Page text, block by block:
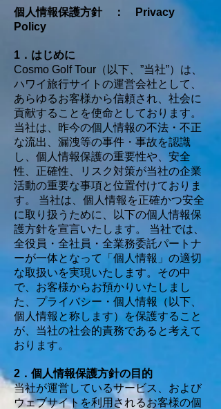
個人情報保護方針 ： Privacy
Policy
1．はじめに
Cosmo Golf Tour（以下、”当社”）は、
ハワイ旅行サイトの運営会社として、
あらゆるお客様から信頼され、社会に
貢献することを使命としております。
当社は、昨今の個人情報の不法・不正
な流出、漏洩等の事件・事故を認識
し、個人情報保護の重要性や、安全
性、正確性、リスク対策が当社の企業
活動の重要な事項と位置付けておりま
す。 当社は、個人情報を正確かつ安全
に取り扱うために、以下の個人情報保
護方針を宣言いたします。 当社では、
全役員・全社員・全業務委託パートナ
ーが一体となって「個人情報」の適切
な取扱いを実現いたします。その中
で、お客様からお預かりいたしまし
た、プライバシー・個人情報（以下、
個人情報と称します）を保護すること
が、当社の社会的責務であると考えて
おります。
2．個人情報保護方針の目的
当社が運営しているサービス、および
ウェブサイトを利用されるお客様の個